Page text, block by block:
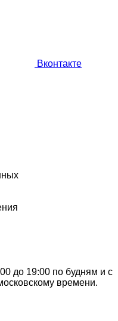
Вконтакте
до 19:00 по будням и с
времени.